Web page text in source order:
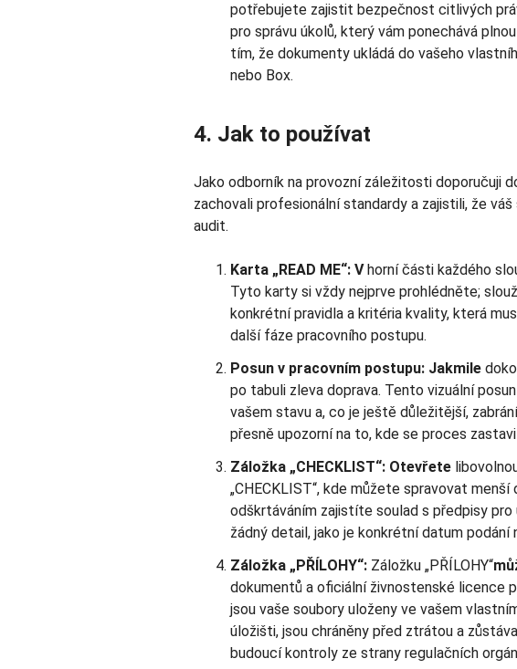
potřebujete zajistit bezpečnost citlivých
pro správu úkolů, který vám ponechává
tím, že dokumenty ukládá do vašeho
nebo Box.
4. Jak to používat
Jako odborník na provozní záležitosti doporučuji
zachovali profesionální standardy a zajistili, že
audit.
Karta „READ ME“: V horní části každého
Tyto karty si vždy nejprve prohlédněte;
konkrétní pravidla a kritéria kvality, která
další fáze pracovního postupu.
Posun v pracovním postupu: Jakmile
po tabuli zleva doprava. Tento vizuální
vašem stavu a, co je ještě důležitější,
přesně upozorní na to, kde se proces
Záložka „CHECKLIST“: Otevřete
„CHECKLIST“, kde můžete spravovat
odškrtáváním zajistíte soulad s předpisy pro
žádný detail, jako je konkrétní datum podání
Záložka „PŘÍLOHY“: Záložku „PŘÍLOHY“
dokumentů a oficiální živnostenské licence
jsou vaše soubory uloženy ve vašem
úložišti, jsou chráněny před ztrátou a
budoucí kontroly ze strany regulačních